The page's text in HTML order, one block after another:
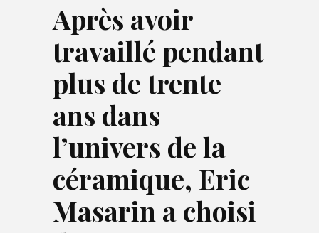
Après avoir
travaillé pendant
plus de trente
ans dans
l’univers de la
céramique, Eric
Masarin a choisi